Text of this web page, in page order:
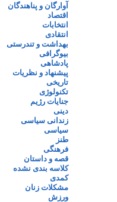
آوارگان و پناهندگان
اقتصاد
انتخابات
انتقادی
بهداشت و تندرستی
بیوگرافی
پادشاهی
پیشنهاد و نظریات
تاریخی
تکنولوژی
جنایات رژیم
دینی
زندانی سیاسی
سیاسی
طنز
فرهنگی
قصه و داستان
کلاسه بندی نشده
کمدی
مشکلات زنان
ورزش